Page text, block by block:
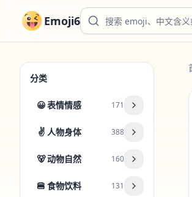
Emoji6
分类
😀表情情感 171
✌️ 人物身体 388
🐻动物自然 160
🍔 食物饮料 131